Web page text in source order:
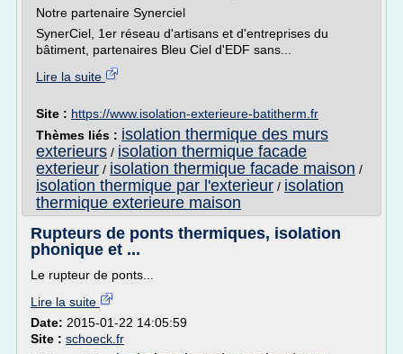
Notre partenaire Synerciel
SynerCiel, 1er réseau d'artisans et d'entreprises du
bâtiment, partenaires Bleu Ciel d'EDF sans...
Lire la suite
Site : https://www.isolation-exterieure-batitherm.fr
Thèmes liés : isolation thermique des murs
exterieurs / isolation thermique facade
exterieur / isolation thermique facade maison /
isolation thermique par l'exterieur / isolation
thermique exterieure maison
Rupteurs de ponts thermiques, isolation
phonique et ...
Le rupteur de ponts...
Lire la suite
Date: 2015-01-22 14:05:59
Site : schoeck.fr